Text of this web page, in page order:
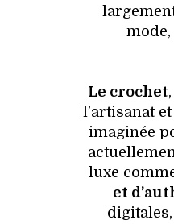
Le crochet
l’artisanat
imaginée
luxe
et